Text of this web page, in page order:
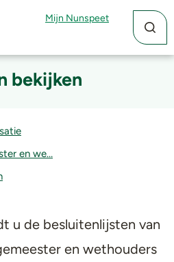
Mijn Nunspeet
bekijken
en we…
u de besluitenlijsten van
en wethouders